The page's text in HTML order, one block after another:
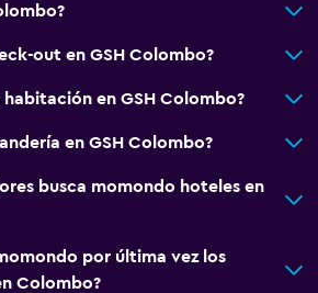
out en GSH Colombo?
en GSH Colombo?
en GSH Colombo?
busca momondo hoteles en
por última vez los
Colombo?